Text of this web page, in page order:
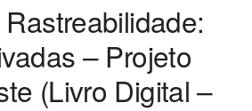
– Projeto
(Livro Digital –